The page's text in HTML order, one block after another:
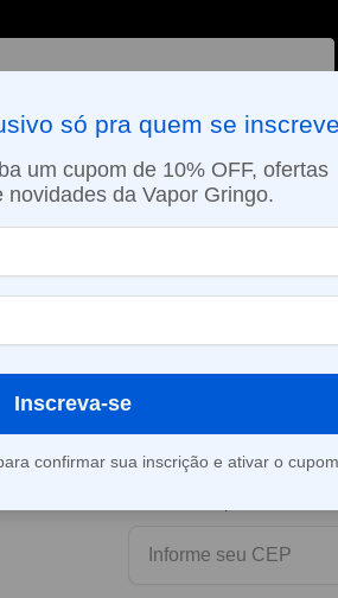
E-LIQUÍDOS NICOTINA ORAL
A SEX): PEDIDOS APROVADOS ATÉ
Pod
Maze 2.0 –
Este produto está fora
Consultar prazo e valor
só pra quem se
um cupom de 10% OFF, ofertas
novidades da Vapor Gringo.
Inscreva-se
confirmar sua inscrição e ativar o